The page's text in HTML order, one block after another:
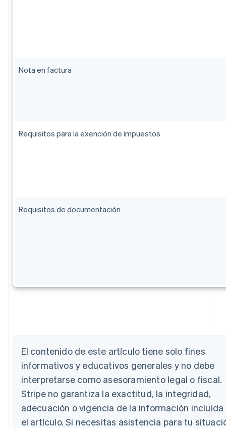
Nota en factura
Requisitos para la exención de impuestos
Requisitos de documentación
El contenido de este artículo tiene solo fines
informativos y educativos generales y no debe
interpretarse como asesoramiento legal o fiscal.
Stripe no garantiza la exactitud, la integridad,
adecuación o vigencia de la información incluida
el artículo. Si necesitas asistencia para tu
Austria
Bélgica
NederlandsFrançaisDeutschEnglish
Brasil
PortuguêsEnglish
Bulgaria
English